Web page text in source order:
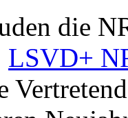
die
LSVD+